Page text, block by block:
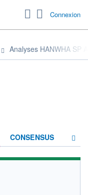
Connexion
Analyses HANWHA SP
CONSENSUS